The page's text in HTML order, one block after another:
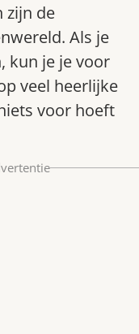
zijn de
Als je
kun je je voor
veel heerlijke
voor hoeft